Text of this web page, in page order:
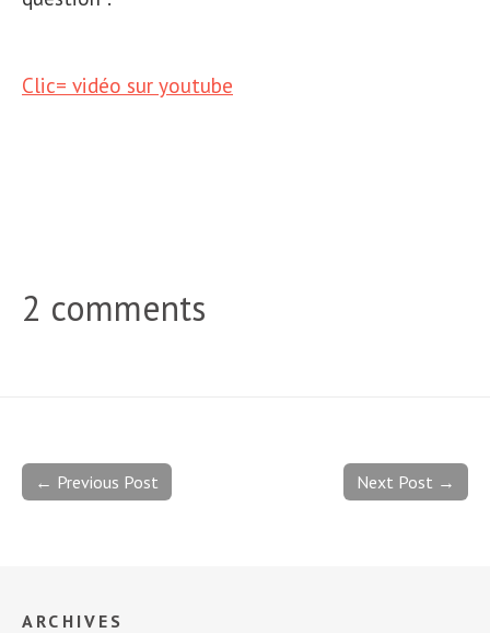
Clic= vidéo sur youtube
2 comments
Next Post →
← Previous Post
ARCHIVES